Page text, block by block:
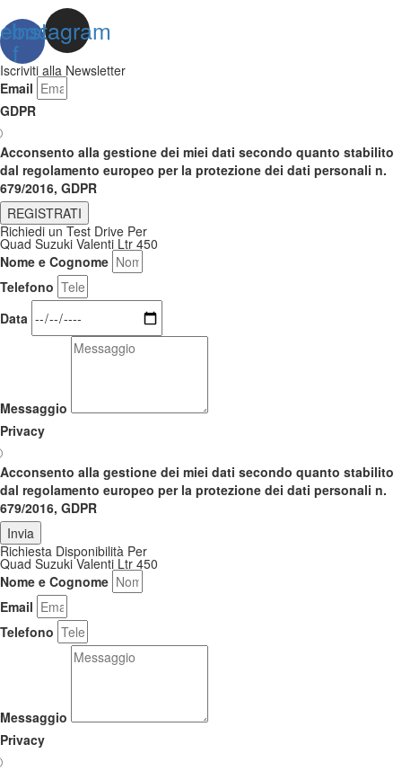
f
Instagram
Iscriviti alla Newsletter
Email
GDPR
Acconsento alla gestione dei miei dati secondo quanto stabilito
dal regolamento europeo per la protezione dei dati personali n.
679/2016, GDPR
REGISTRATI
Richiedi un Test Drive Per
Quad Suzuki Valenti Ltr 450
Nome e Cognome
Telefono
Data
Messaggio
Privacy
Acconsento alla gestione dei miei dati secondo quanto stabilito
dal regolamento europeo per la protezione dei dati personali n.
679/2016, GDPR
Invia
Richiesta Disponibilità Per
Quad Suzuki Valenti Ltr 450
Nome e Cognome
Email
Telefono
Messaggio
Privacy